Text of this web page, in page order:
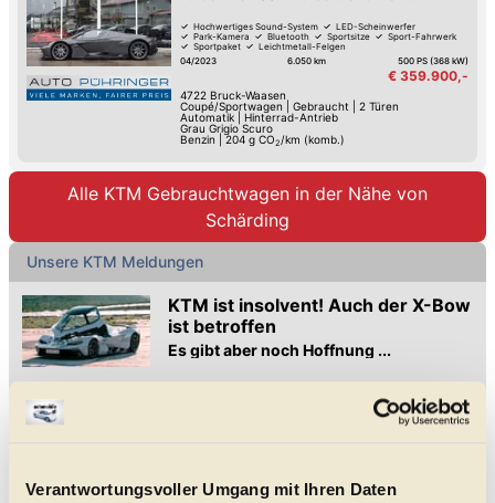
Verantwortungsvoller Umgang mit Ihren Daten
Hochwertiges Sound-System
LED-Scheinwerfer
Park-Kamera
Bluetooth Sportsitze
Sport-Fahrwerk
Sportpaket
Leichtmetall-Felgen
04/2023
6.050 km 500 PS (368 kW)
€ 359.900,-
4722 Bruck-Waasen
Coupé/Sportwagen
Gebraucht
2 Türen
Automatik| Hinterrad-Antrieb
Grau Grigio Scuro
Benzin
|204 g CO2 /km (komb.)
Alle KTM Gebrauchtwagen in der Nähe von
Schärding
Unsere KTM Meldungen
KTM ist insolvent! Auch der X-Bow
ist betroffen
Es gibt aber noch Hoffnung ...
KTM musste einen Sanierungsantrag stellen, um eine
komplette Insolvenz noch abwenden zu können. Wir haben
Straßenzulassung und Audi-R5-